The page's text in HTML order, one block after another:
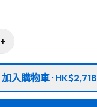
+
加入購物車 · HK$2,718